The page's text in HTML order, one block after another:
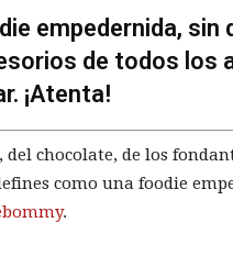
empedernida, sin
de todos los
¡Atenta!
del chocolate, de los
como una foodie
.